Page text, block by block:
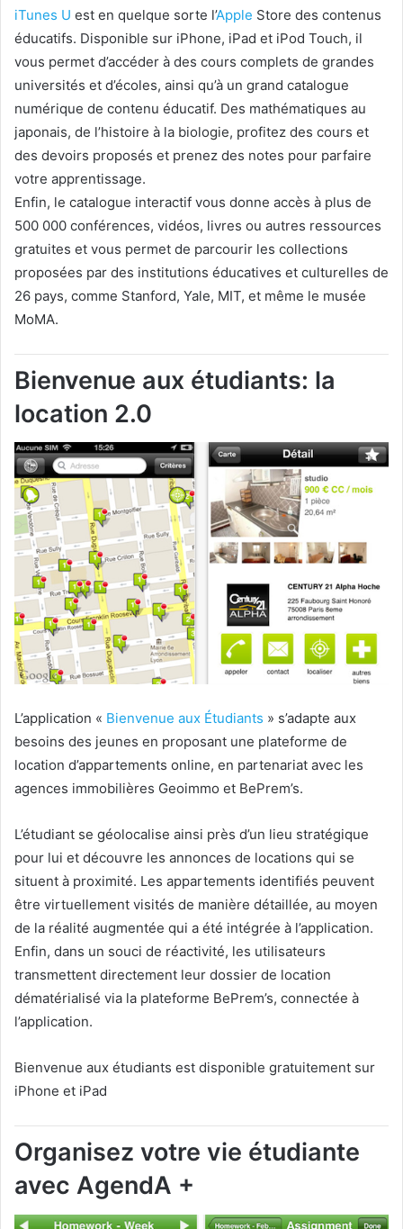
iTunes U est en quelque sorte l’Apple Store des contenus
éducatifs. Disponible sur iPhone, iPad et iPod Touch, il
vous permet d’accéder à des cours complets de grandes
universités et d’écoles, ainsi qu’à un grand catalogue
numérique de contenu éducatif. Des mathématiques au
japonais, de l’histoire à la biologie, profitez des cours et
des devoirs proposés et prenez des notes pour parfaire
votre apprentissage.
Enfin, le catalogue interactif vous donne accès à plus de
500 000 conférences, vidéos, livres ou autres ressources
gratuites et vous permet de parcourir les collections
proposées par des institutions éducatives et culturelles de
26 pays, comme Stanford, Yale, MIT, et même le musée
MoMA.
Bienvenue aux étudiants: la
location 2.0
L’application « Bienvenue aux Étudiants » s’adapte aux
besoins des jeunes en proposant une plateforme de
location d’appartements online, en partenariat avec les
agences immobilières Geoimmo et BePrem’s.
L’étudiant se géolocalise ainsi près d’un lieu stratégique
pour lui et découvre les annonces de locations qui se
situent à proximité. Les appartements identifiés peuvent
être virtuellement visités de manière détaillée, au moyen
de la réalité augmentée qui a été intégrée à l’application.
Enfin, dans un souci de réactivité, les utilisateurs
transmettent directement leur dossier de location
dématérialisé via la plateforme BePrem’s, connectée à
l’application.
Bienvenue aux étudiants est disponible gratuitement sur
iPhone et iPad
Organisez votre vie étudiante
avec AgendA +